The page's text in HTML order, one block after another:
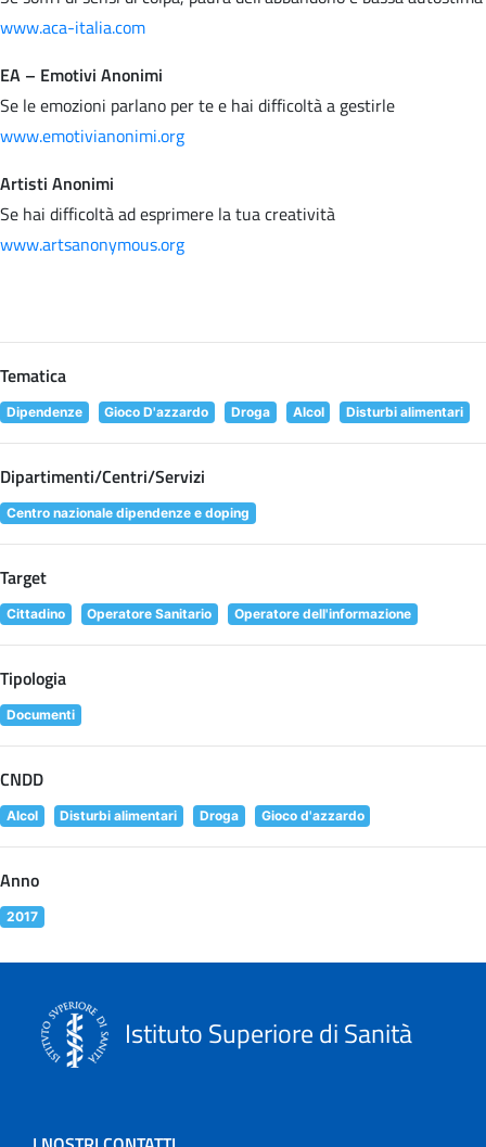
www.aca-italia.com
EA – Emotivi Anonimi
Se le emozioni parlano per te e hai difficoltà a gestirle
www.emotivianonimi.org
Artisti Anonimi
Se hai difficoltà ad esprimere la tua creatività
www.artsanonymous.org
Tematica
Dipendenze Gioco D'azzardo Droga Alcol Disturbi alimentari
Dipartimenti/Centri/Servizi
Centro nazionale dipendenze e doping
Target
Cittadino Operatore Sanitario Operatore dell'informazione
Tipologia
Documenti
CNDD
Alcol Disturbi alimentari Droga Gioco d'azzardo
Anno
2017
Istituto Superiore di Sanità